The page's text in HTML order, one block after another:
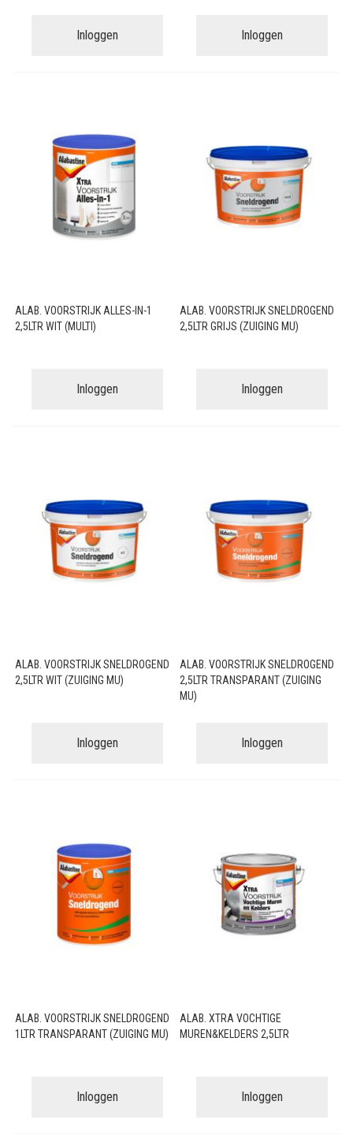
Inloggen Inloggen
ALAB. VOORSTRIJK ALLES-IN-1
2,5LTR WIT (MULTI)
Inloggen
ALAB. VOORSTRIJK SNELDROGEND
2,5LTR GRIJS (ZUIGING MU)
Inloggen
ALAB. VOORSTRIJK SNELDROGEND
2,5LTR WIT (ZUIGING MU)
Inloggen
ALAB. VOORSTRIJK SNELDROGEND
2,5LTR TRANSPARANT (ZUIGING
MU)
Inloggen
ALAB. VOORSTRIJK SNELDROGEND
1LTR TRANSPARANT (ZUIGING MU)
Inloggen
ALAB. XTRA VOCHTIGE
MUREN&KELDERS 2,5LTR
Inloggen